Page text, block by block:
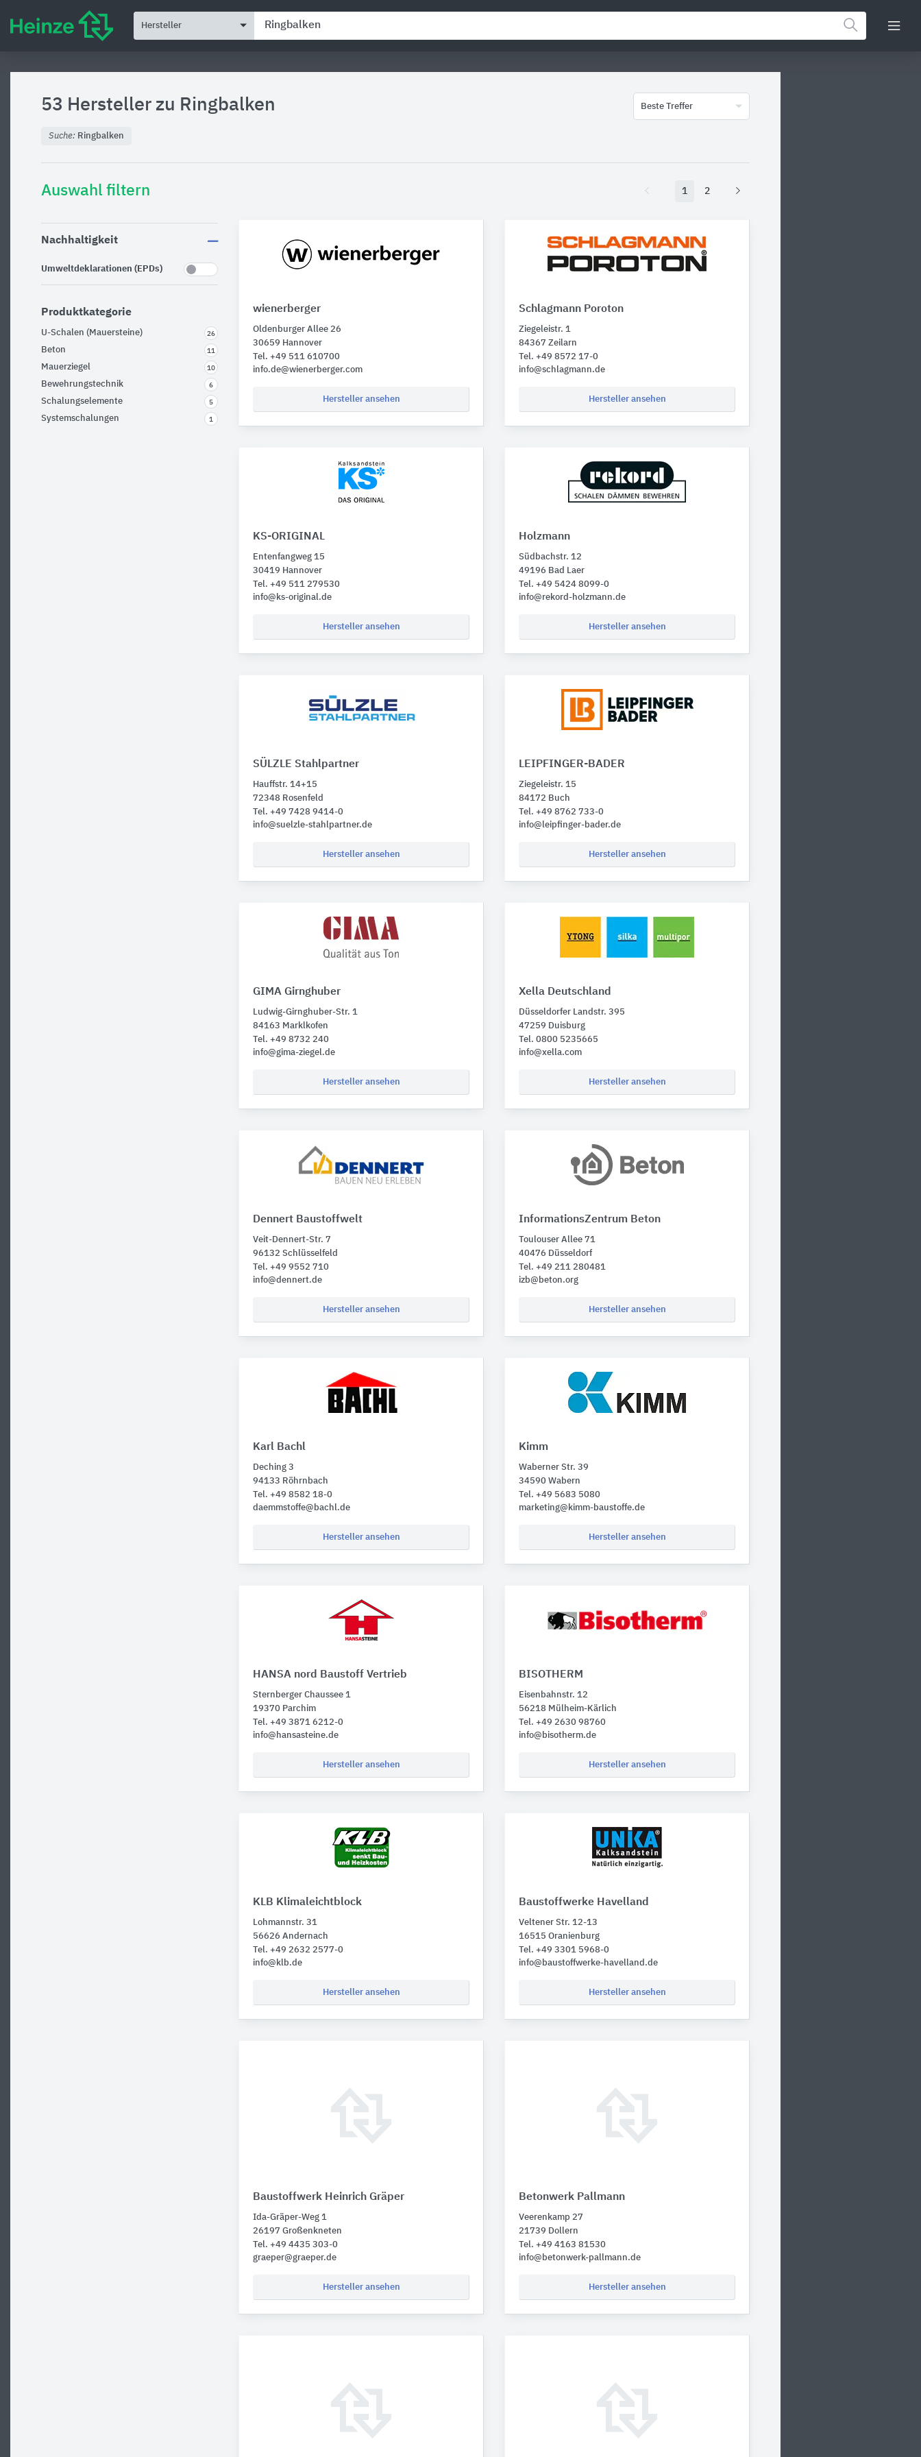
Hersteller
53 Hersteller zu Ringbalken Beste Treffer
Suche: Ringbalken
Auswahl filtern
Nachhaltigkeit
Umweltdeklarationen (EPDs)
Produktkategorie
U-Schalen (Mauersteine) 26
Beton 11
Mauerziegel 10
Bewehrungstechnik 6
Schalungselemente 5
Systemschalungen 1
1 2
wienerberger
Oldenburger Allee 26
30659 Hannover
Tel. +49 511 610700
info.de@wienerberger.com
Hersteller ansehen
Schlagmann Poroton
Ziegeleistr. 1
84367 Zeilarn
Tel. +49 8572 17-0
info@schlagmann.de
Hersteller ansehen
KS-ORIGINAL
Entenfangweg 15
30419 Hannover
Tel. +49 511 279530
info@ks-original.de
Hersteller ansehen
Holzmann
Südbachstr. 12
49196 Bad Laer
Tel. +49 5424 8099-0
info@rekord-holzmann.de
Hersteller ansehen
SÜLZLE Stahlpartner
Hauffstr. 14+15
72348 Rosenfeld
Tel. +49 7428 9414-0
info@suelzle-stahlpartner.de
Hersteller ansehen
LEIPFINGER-BADER
Ziegeleistr. 15
84172 Buch
Tel. +49 8762 733-0
info@leipfinger-bader.de
Hersteller ansehen
GIMA Girnghuber
Ludwig-Girnghuber-Str. 1
84163 Marklkofen
Tel. +49 8732 240
info@gima-ziegel.de
Hersteller ansehen
Xella Deutschland
Düsseldorfer Landstr. 395
47259 Duisburg
Tel. 0800 5235665
info@xella.com
Hersteller ansehen
Dennert Baustoffwelt
Veit-Dennert-Str. 7
96132 Schlüsselfeld
Tel. +49 9552 710
info@dennert.de
Hersteller ansehen
InformationsZentrum Beton
Toulouser Allee 71
40476 Düsseldorf
Tel. +49 211 280481
izb@beton.org
Hersteller ansehen
Karl Bachl
Deching 3
94133 Röhrnbach
Tel. +49 8582 18-0
daemmstoffe@bachl.de
Hersteller ansehen
Kimm
Waberner Str. 39
34590 Wabern
Tel. +49 5683 5080
marketing@kimm-baustoffe.de
Hersteller ansehen
HANSA nord Baustoff Vertrieb
Sternberger Chaussee 1
19370 Parchim
Tel. +49 3871 6212-0
info@hansasteine.de
Hersteller ansehen
BISOTHERM
Eisenbahnstr. 12
56218 Mülheim-Kärlich
Tel. +49 2630 98760
info@bisotherm.de
Hersteller ansehen
KLB Klimaleichtblock
Lohmannstr. 31
56626 Andernach
Tel. +49 2632 2577-0
info@klb.de
Hersteller ansehen
Baustoffwerke Havelland
Veltener Str. 12-13
16515 Oranienburg
Tel. +49 3301 5968-0
info@baustoffwerke-havelland.de
Hersteller ansehen
Baustoffwerk Heinrich Gräper
Ida-Gräper-Weg 1
26197 Großenkneten
Tel. +49 4435 303-0
graeper@graeper.de
Hersteller ansehen
Betonwerk Pallmann
Veerenkamp 27
21739 Dollern
Tel. +49 4163 81530
info@betonwerk-pallmann.de
Hersteller ansehen